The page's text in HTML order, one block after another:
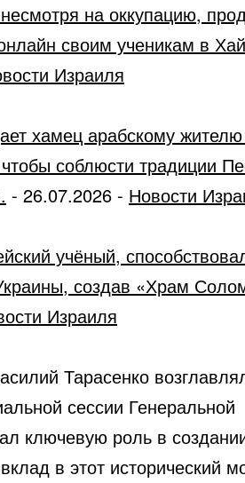
на оккупацию,
своим ученикам в
Израиля
хамец арабскому
соблюсти традиции
- 26.07.2026 - Новости
учёный,
создав «Храм
Израиля
Тарасенко
сессии Генеральной
ключевую роль в
в этот исторический